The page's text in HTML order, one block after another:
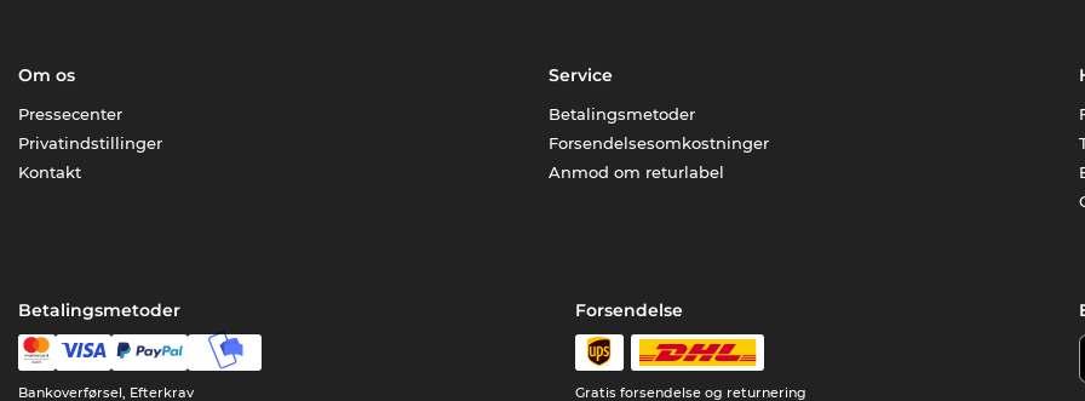
Om os
Pressecenter
Privatindstillinger
Kontakt
Service
Betalingsmetoder
Forsendelsesomkostninger
Anmod om returlabel
Betalingsmetoder
Bankoverførsel, Efterkrav
Forsendelse
Gratis forsendelse og returnering